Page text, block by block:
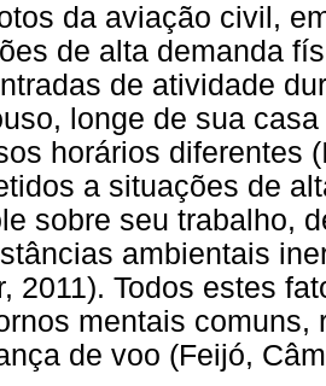
da aviação civil,
de alta demanda
de atividade
longe de sua
horários diferentes
a situações de
sobre seu trabalho,
ambientais
2011). Todos estes
mentais comuns,
de voo (Feijó,